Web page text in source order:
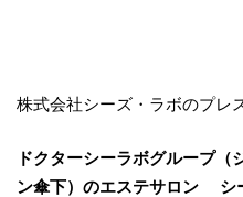
株式会社シーズ・ラボのプレ
ドクターシーラボグループ（
ン傘下）のエステサロン シ